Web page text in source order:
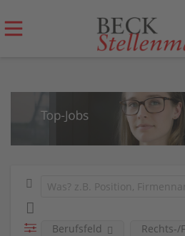
Berufsfeld Rechts-/